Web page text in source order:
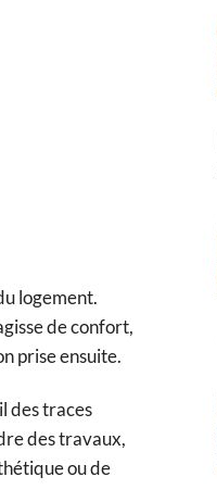
logement.
de confort,
prise ensuite.
des traces
des travaux,
ou de